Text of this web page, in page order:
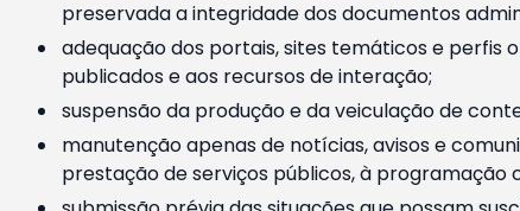
preservada a integridade dos documentos
adequação dos portais, sites temáticos e perfis
publicados e aos recursos de interação;
suspensão da produção e da veiculação de
manutenção apenas de notícias, avisos e
prestação de serviços públicos, à